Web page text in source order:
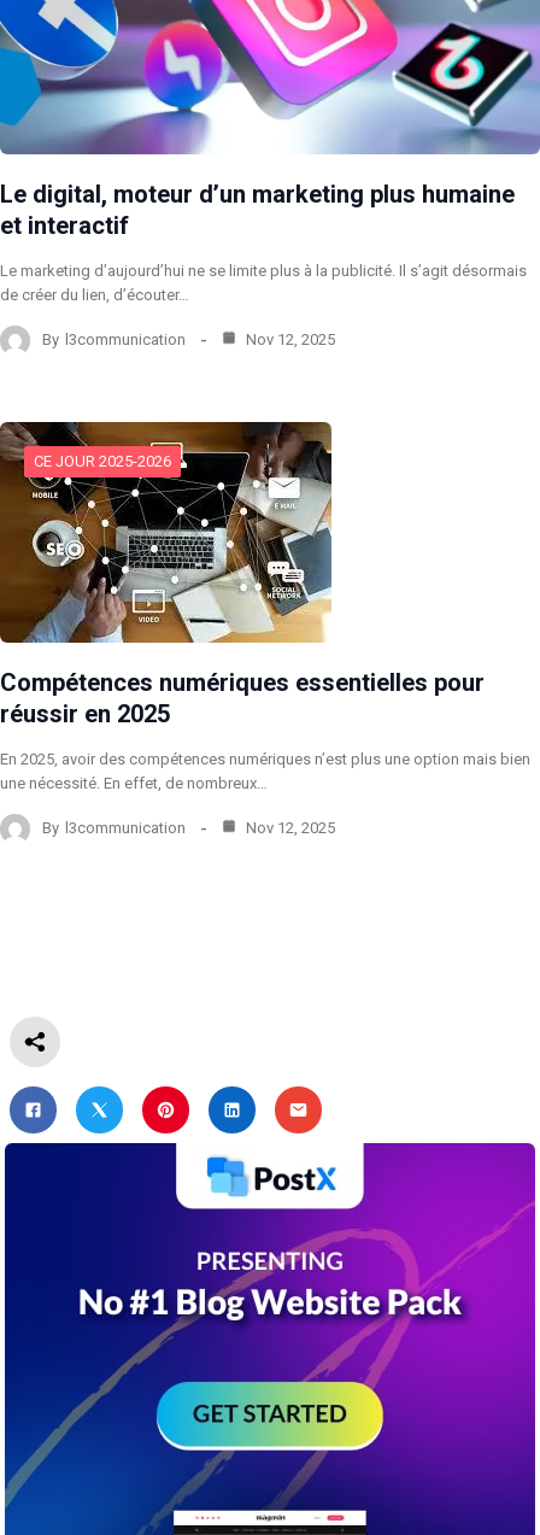
Le digital, moteur d’un marketing plus humaine
et interactif
Le marketing d’aujourd’hui ne se limite plus à la publicité. Il s’agit désormais
de créer du lien, d’écouter…
By l3communication Nov 12, 2025
CE JOUR 2025-2026
Compétences numériques essentielles pour
réussir en 2025
En 2025, avoir des compétences numériques n’est plus une option mais bien
une nécessité. En effet, de nombreux…
By l3communication Nov 12, 2025